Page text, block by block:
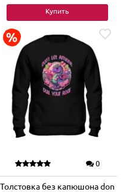
Купить
0
Толстовка без капюшона don